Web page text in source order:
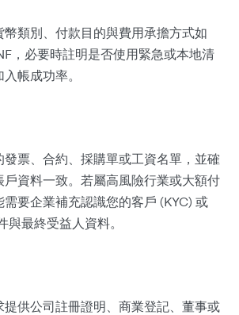
類別、付款目的與費用承擔方式如
，必要時註明是否使用緊急或本地清
帳成功率。
票、合約、採購單或工資名單，並確
資料一致。若屬高風險行業或大額付
要企業補充認識您的客戶 (KYC) 或
與最終受益人資料。
供公司註冊證明、商業登記、董事或